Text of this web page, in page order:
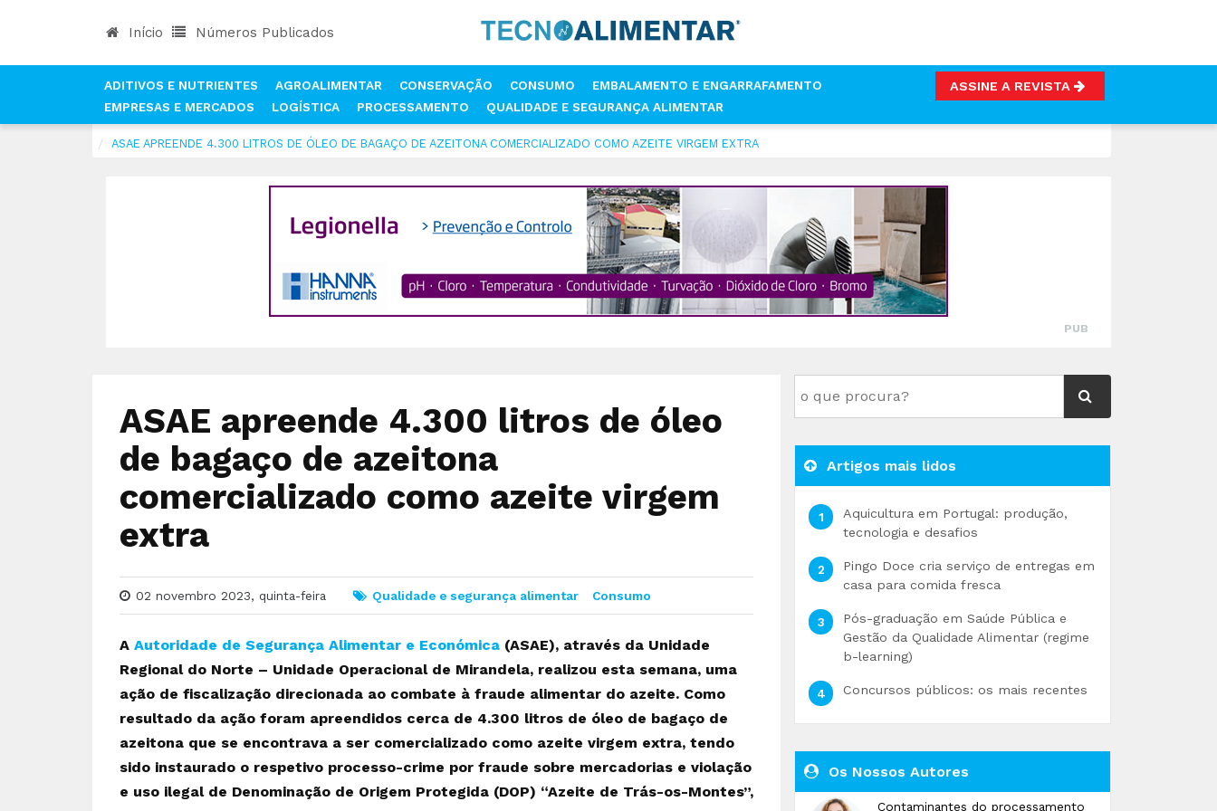
Início Números Publicados
ADITIVOS E NUTRIENTES AGROALIMENTAR CONSERVAÇÃO CONSUMO
EMBALAMENTO E ENGARRAFAMENTO
EMPRESAS E MERCADOS
LOGÍSTICA PROCESSAMENTO QUALIDADE E SEGURANÇA ALIMENTAR
ASSINE A REVISTA
ASAE APREENDE 4.300 LITROS DE ÓLEO DE BAGAÇO DE AZEITONA COMERCIALIZADO COMO AZEITE VIRGEM EXTRA
PUB
ASAE apreende 4.300 litros de óleo
de bagaço de azeitona
comercializado como azeite virgem
extra
02 novembro 2023, quinta-feira Qualidade e segurança alimentar Consumo
A Autoridade de Segurança Alimentar e Económica (ASAE), através da Unidade
Regional do Norte – Unidade Operacional de Mirandela, realizou esta semana, uma
ação de fiscalização direcionada ao combate à fraude alimentar do azeite. Como
resultado da ação foram apreendidos cerca de 4.300 litros de óleo de bagaço de
azeitona que se encontrava a ser comercializado como azeite virgem extra, tendo
sido instaurado o respetivo processo-crime por fraude sobre mercadorias e violação
e uso ilegal de Denominação de Origem Protegida (DOP) “Azeite de Trás-os-Montes”,
Artigos mais lidos
Aquicultura em Portugal: produção,
tecnologia e desafios
Pingo Doce cria serviço de entregas em
casa para comida fresca
Pós-graduação em Saúde Pública e
Gestão da Qualidade Alimentar (regime
b-learning)
Concursos públicos: os mais recentes
Os Nossos Autores
Contaminantes do processamento